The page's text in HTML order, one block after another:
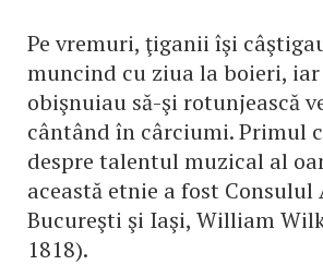
Pe vremuri, ţiganii îşi
muncind cu ziua la boieri, iar
obişnuiau să-şi rotunjească
cântând în cârciumi. Primul
despre talentul muzical al
această etnie a fost
Bucureşti şi Iaşi, William
1818).